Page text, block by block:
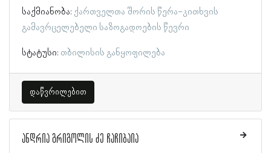
საქმიანობა: ქართველთა შორის წერა-კითხვის
გამავრცელებელი საზოგადოების წევრი
სტატუსი: თბილისის განყოფილება
დაწვრილებით
ანდრია გრიგოლის ძე ჩაჩიბაია